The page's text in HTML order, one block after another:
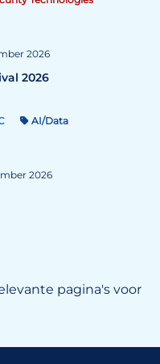
2026
2026
AI/Data
2026
pagina's voor